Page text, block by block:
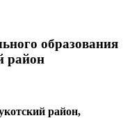
образования
район
район,